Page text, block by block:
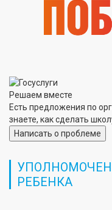
Решаем вместе
Есть предложения по
знаете, как сделать
Написать о проблеме
РЕБЕНКА